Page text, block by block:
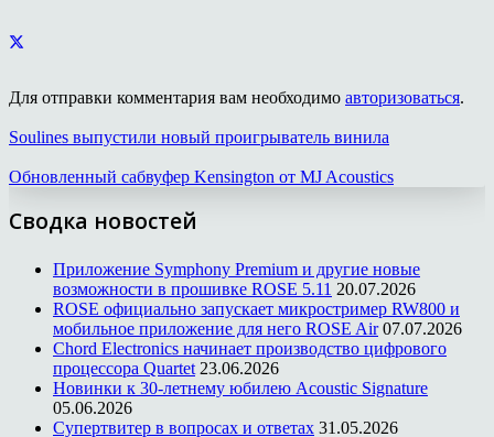
Для отправки комментария вам необходимо авторизоваться.
Soulines выпустили новый проигрыватель винила
Обновленный сабвуфер Kensington от MJ Acoustics
Сводка новостей
Приложение Symphony Premium и другие новые
возможности в прошивке ROSE 5.11 20.07.2026
ROSE официально запускает микростример RW800 и
мобильное приложение для него ROSE Air 07.07.2026
Chord Electronics начинает производство цифрового
процессора Quartet 23.06.2026
Новинки к 30-летнему юбилею Acoustic Signature
05.06.2026
Супертвитер в вопросах и ответах 31.05.2026